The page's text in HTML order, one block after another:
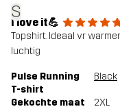
S
I love it💪
Topshirt. Ideaal vr
luchtig
Pulse Running
T-shirt
Black
Gekochte maat 2XL